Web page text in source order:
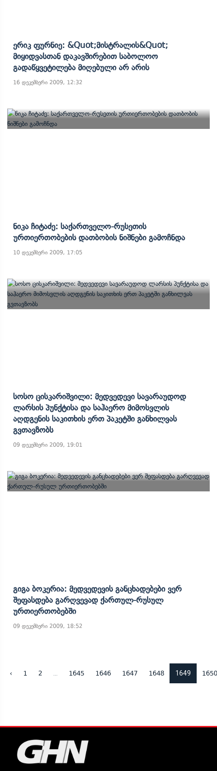
Ერიკ Ფურნიე: &quot;მისტრალის&quot;
Მიყიდვასთან Დაკავშირებით Საბოლოო
Გადაწყვეტილება Მიღებული Არ Არის
16 დეკემბერი 2009, 12:32
Ნიკა Ჩიტაძე: Საქართველო-Რუსეთის
Ურთიერთობების Დათბობის Ნიშნები Გამოჩნდა
10 დეკემბერი 2009, 17:05
Სოსო Ცისკარიშვილი: Მედვედევი Სავარაუდოდ
Ლარსის Პუნქტისა Და Საჰაერო Მიმოსვლის
Აღდგენის Საკითხის Ერთ Პაკეტში Განხილვას
Გვთავზობს
09 დეკემბერი 2009, 19:01
Გიგა Ბოკერია: Მედვედევის Განცხადებები Ვერ
Შეფასდება Გარღვევად Ქართულ-Რუსულ
Ურთიერთობებში
09 დეკემბერი 2009, 18:52
‹ 1 2 1645 1646 1647 1648 1649 1650